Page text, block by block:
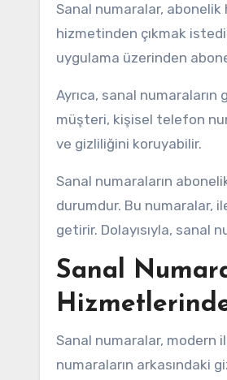
Sanal numaralar,
hizmetinden çıkmak
uygulama üzerinden
Ayrıca, sanal
müşteri, kişisel telefon
ve gizliliğini koruyabilir.
Sanal numaraların
durumdur. Bu numaralar,
getirir. Dolayısıyla, sanal
Sanal
Sanal numaralar, modern
numaraların arkasındaki